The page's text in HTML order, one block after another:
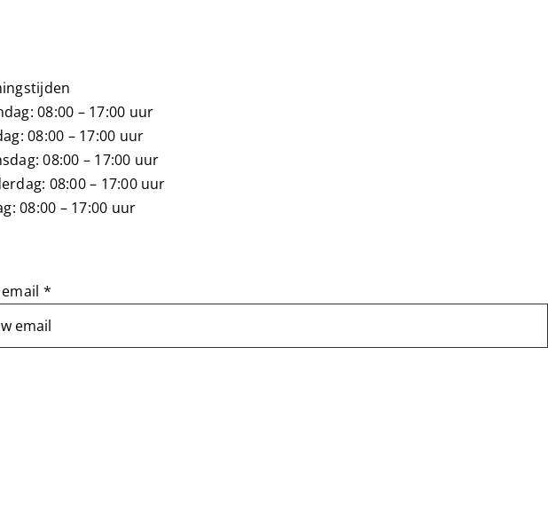
08:00 – 17:00 uur
08:00 – 17:00 uur
08:00 – 17:00 uur
08:00 – 17:00 uur
08:00 – 17:00 uur
email *